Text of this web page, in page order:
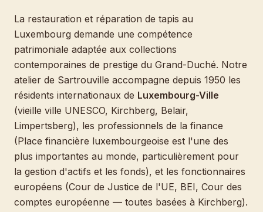
La restauration et réparation de tapis au
Luxembourg demande une compétence
patrimoniale adaptée aux collections
contemporaines de prestige du Grand-Duché. Notre
atelier de Sartrouville accompagne depuis 1950 les
résidents internationaux de Luxembourg-Ville
(vieille ville UNESCO, Kirchberg, Belair,
Limpertsberg), les professionnels de la finance
(Place financière luxembourgeoise est l'une des
plus importantes au monde, particulièrement pour
la gestion d'actifs et les fonds), et les fonctionnaires
européens (Cour de Justice de l'UE, BEI, Cour des
comptes européenne — toutes basées à Kirchberg).